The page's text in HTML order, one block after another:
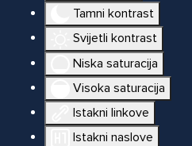
Tamni kontrast
Svijetli kontrast
Niska saturacija
Visoka saturacija
Istakni linkove
Istakni naslove